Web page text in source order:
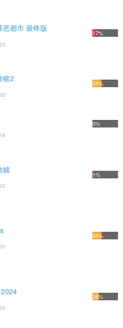
恶都市 最终版 17%
赎2 35%
0%
赎 1%
35%
26%